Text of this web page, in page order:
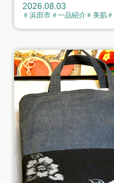
2026.08.03
浜田市 一品紹介 美肌